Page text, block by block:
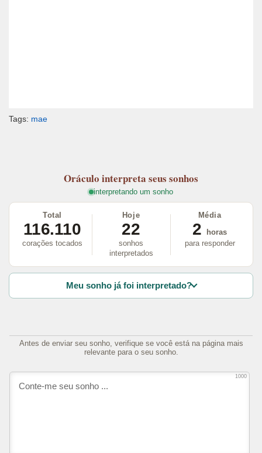
Tags: mae
Oráculo interpreta seus sonhos
interpretando um sonho
Total
116.110
corações tocados
Hoje
22
sonhos
interpretados
Média
2
horas
para responder
Meu sonho já foi interpretado?
Antes de enviar seu sonho, verifique se você está na página mais
relevante para o seu sonho.
1000